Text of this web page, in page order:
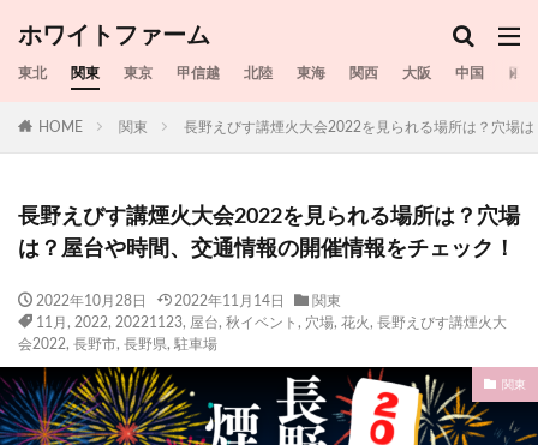
ホワイトファーム
東北 関東 東京 甲信越 北陸 東海 関西 大阪 中国 四国
HOME 関東 長野えびす講煙火大会2022を見られる場所は？穴場
長野えびす講煙火大会2022を見られる場所は？穴場
は？屋台や時間、交通情報の開催情報をチェック！
2022年10月28日 2022年11月14日
関東
11月 , 2022, 20221123, 屋台, 秋イベント , 穴場, 花火 , 長野えびす講煙火大
会2022, 長野市, 長野県, 駐車場
関東